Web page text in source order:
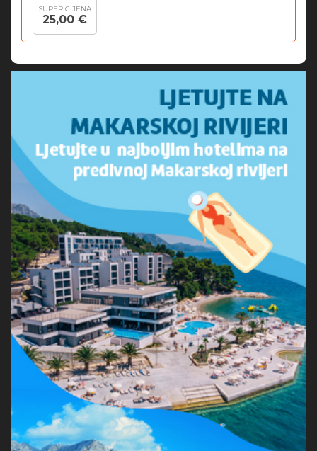
SUPER CIJENA
25,00 €